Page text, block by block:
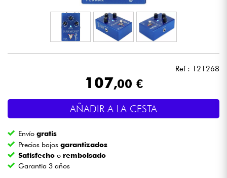
Luces
Vientos
Ref : 121268
107,00 €
AÑADIR A LA CESTA
Envíogratis
Precios bajosgarantizados
Satisfecho o rembolsado
Garantía 3 años